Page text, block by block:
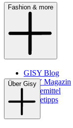
Fashion & more
GISY Blog
GISY Magazin
Pflegemittel
Pflegetipps
Über Gisy